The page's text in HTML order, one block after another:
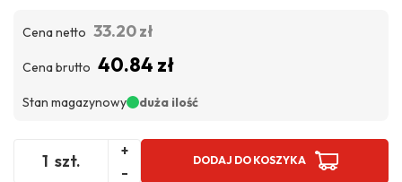
Cena netto 33.20 zł
Cena brutto 40.84 zł
Stan magazynowy duża ilość
szt.
+
-
DODAJ DO KOSZYKA